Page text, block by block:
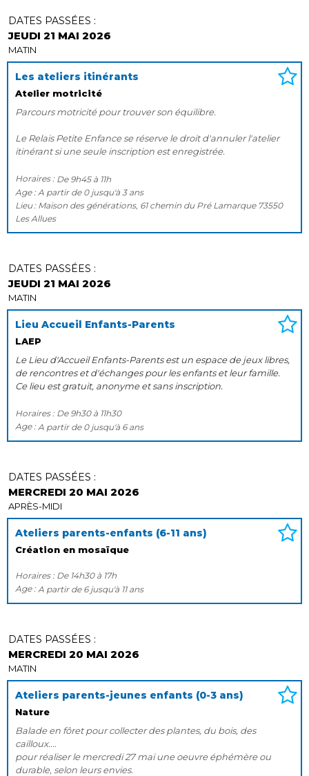
Les ateliers itinérants
Atelier motricité
DATES PASSÉES :
JEUDI 21 MAI 2026
MATIN
Parcours motricité pour trouver son équilibre.
Le Relais Petite Enfance se réserve le droit d'annuler l'atelier
itinérant si une seule inscription est enregistrée.
Horaires : De 9h45 à 11h
Age : A partir de 0 jusqu'à 3 ans
Lieu Maison des générations, 61 chemin du Pré Lamarque 73550
Les Allues
Lieu Accueil Enfants-Parents
LAEP
DATES PASSÉES :
JEUDI 21 MAI 2026
MATIN
Le Lieu d'Accueil Enfants-Parents est un espace de jeux libres,
de rencontres et d'échanges pour les enfants et leur famille.
Ce lieu est gratuit, anonyme et sans inscription.
Horaires : De 9h30 à 11h30
Age : A partir de 0 jusqu'à 6 ans
Ateliers parents-enfants (6-11 ans)
Création en mosaïque
DATES PASSÉES :
MERCREDI 20 MAI 2026
APRÈS-MIDI
Horaires : De 14h30 à 17h
Age : A partir de 6 jusqu'à 11 ans
Ateliers parents-jeunes enfants (0-3 ans)
Nature
DATES PASSÉES :
MERCREDI 20 MAI 2026
MATIN
Balade en fôret pour collecter des plantes, du bois, des
cailloux....
pour réaliser le mercredi 27 mai une oeuvre éphémère ou
durable, selon leurs envies.